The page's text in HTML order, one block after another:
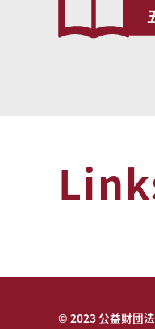
© 2023 公益財団